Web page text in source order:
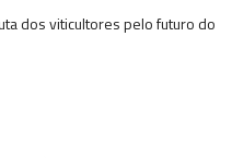
dos viticultores pelo futuro do